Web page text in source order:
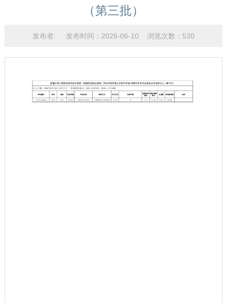
（第三批）
发布者: 发布时间：2026-06-10 浏览次数： 530